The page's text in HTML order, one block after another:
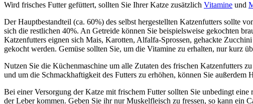
Wird frisches Futter gefüttert, sollten Sie Ihrer Katze zusätzlich Vitamine und
Der Hauptbestandteil (ca. 60%) des selbst hergestellten Katzenfutters sollte
sich die restlichen 40%. An Getreide können Sie beispielsweise gekochten
Katzenfutters eignen sich Mais, Karotten, Alfalfa-Sprossen, gehackte
gekocht werden. Gemüse sollten Sie, um die Vitamine zu erhalten, nur kurz
Nutzen Sie die Küchenmaschine um alle Zutaten des frischen Katzenfutters
und um die Schmackhaftigkeit des Futters zu erhöhen, können Sie
Bei einer Versorgung der Katze mit frischem Futter sollten Sie unbedingt
der Leber kommen. Geben Sie ihr nur Muskelfleisch zu fressen, so kann ein